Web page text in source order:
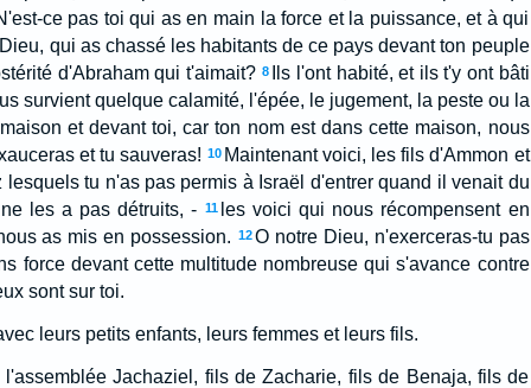
ce pas toi qui as en main la force et la puissance, et à qui
qui as chassé les habitants de ce pays devant ton peuple
d'Abraham qui t'aimait? 8
Ils l'ont habité, et ils t'y ont bâti
survient quelque calamité, l'épée, le jugement, la peste ou la
et devant toi, car ton nom est dans cette maison, nous
et tu sauveras! 10 Maintenant voici, les fils d'Ammon et
tu n'as pas permis à Israël d'entrer quand il venait du
les a pas détruits, -
11 les voici qui nous récompensent en
as mis en possession. 12O notre Dieu, n'exerceras-tu pas
force devant cette multitude nombreuse qui s'avance contre
sont sur toi.
leurs petits enfants, leurs femmes et leurs fils.
Jachaziel, fils de Zacharie, fils de Benaja, fils de